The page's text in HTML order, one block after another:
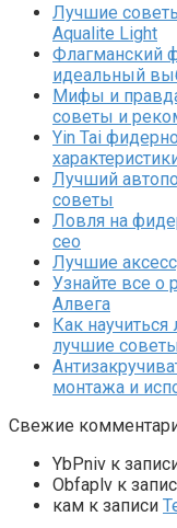
Лучшие
Aqualite Light
Флагманский
идеальный
Мифы и
советы и
Yin Tai
Лучший
советы
Ловля на
сео
Лучшие
Узнайте все
Алвега
Как
лучшие
монтажа и
Свежие
YbPniv к
Оbfaplv к
кам к записи